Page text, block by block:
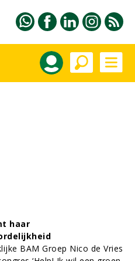
haar
BAM Groep Nico de Vries